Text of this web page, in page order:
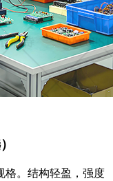
格。结构轻盈，强度